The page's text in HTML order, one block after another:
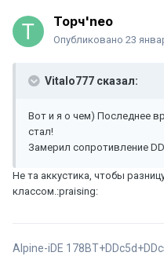
Торч'neo
Опубликовано 23
Vitalo777 сказал:
Вот и я о чем) Последнее
стал!
Замерил сопротивление
Не та аккустика, чтобы
классом.:praising:
Alpine-iDE